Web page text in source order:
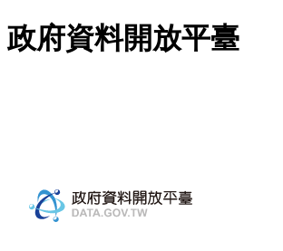
跳至主要內容
政府資料開放平臺